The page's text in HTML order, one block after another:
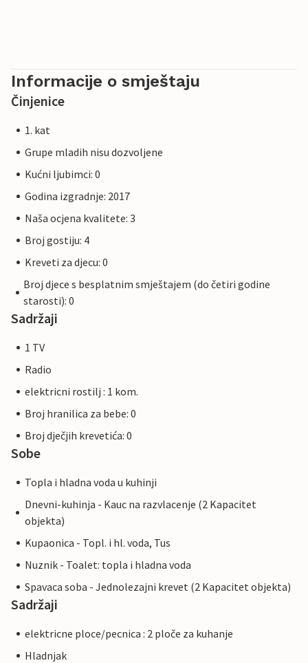
Informacije o smještaju
Činjenice
1. kat
Grupe mladih nisu dozvoljene
Kućni ljubimci: 0
Godina izgradnje: 2017
Naša ocjena kvalitete: 3
Broj gostiju: 4
Kreveti za djecu: 0
Broj djece s besplatnim smještajem (do četiri godine
starosti): 0
Sadržaji
1 TV
Radio
elektricni rostilj : 1 kom.
Broj hranilica za bebe: 0
Broj dječjih krevetića: 0
Sobe
Topla i hladna voda u kuhinji
Dnevni-kuhinja - Kauc na razvlacenje (2 Kapacitet
objekta)
Kupaonica - Topl. i hl. voda, Tus
Nuznik - Toalet: topla i hladna voda
Spavaca soba - Jednolezajni krevet (2 Kapacitet objekta)
Sadržaji
elektricne ploce/pecnica : 2 ploče za kuhanje
Hladnjak